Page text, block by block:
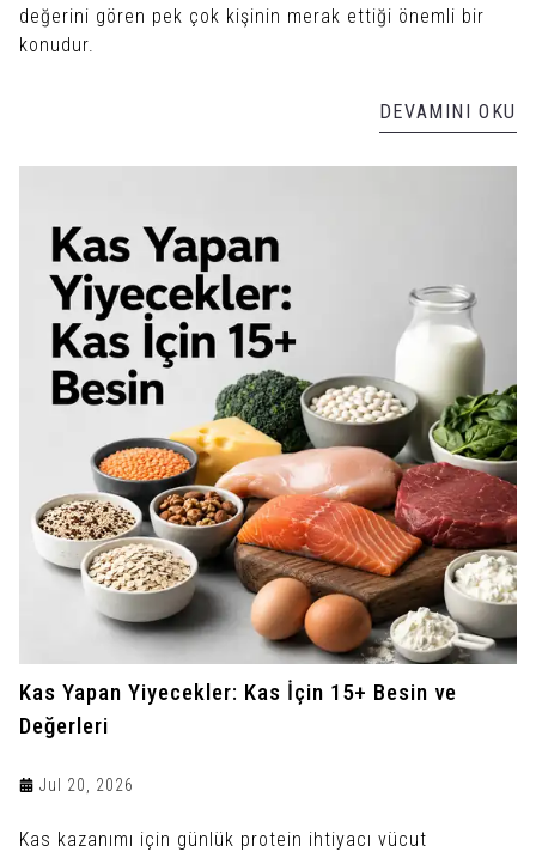
değerini gören pek çok kişinin merak ettiği önemli bir
konudur.
DEVAMINI OKU
Kas Yapan Yiyecekler: Kas İçin 15+ Besin ve
Değerleri
Jul 20, 2026
Kas kazanımı için günlük protein ihtiyacı vücut